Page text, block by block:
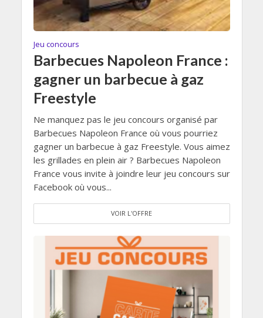
Jeu concours
Barbecues Napoleon France :
gagner un barbecue à gaz
Freestyle
Ne manquez pas le jeu concours organisé par
Barbecues Napoleon France où vous pourriez
gagner un barbecue à gaz Freestyle. Vous aimez
les grillades en plein air ? Barbecues Napoleon
France vous invite à joindre leur jeu concours sur
Facebook où vous...
VOIR L'OFFRE